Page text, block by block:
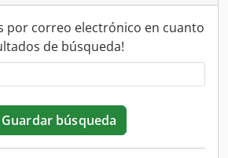
por correo electrónico en cuanto
de búsqueda!
búsqueda